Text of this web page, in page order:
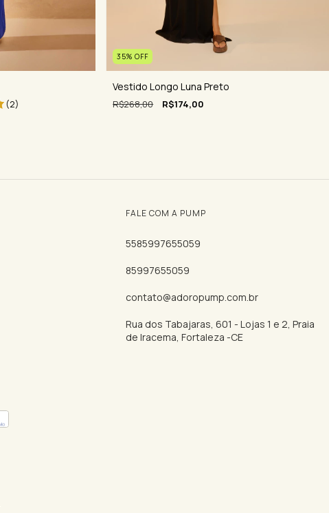
(2)
35%OFF
Vestido Longo Luna Preto
R$268,00 R$174,00
FALE COM A PUMP
5585997655059
85997655059
contato@adoropump.com.br
Rua dos Tabajaras, 601 - Lojas 1 e 2, Praia
de Iracema, Fortaleza -CE